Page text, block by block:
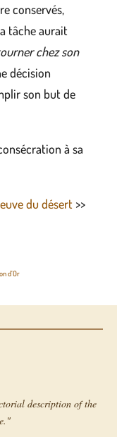
conservés,
tâche aurait
chez son
décision
son but de
à sa
du désert >>
d’Or
description of the